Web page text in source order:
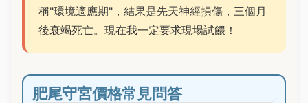
稱"環境適應期"，結果是先天神經損傷，三個月
後衰竭死亡。現在我一定要求現場試餵！
肥尾守宮價格常見問答